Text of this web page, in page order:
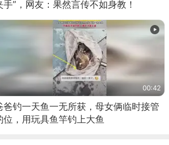
手”，网友：果然言传不如身教！
00:42
爸钓一天鱼一无所获，母女俩临时接管
位，用玩具鱼竿钓上大鱼